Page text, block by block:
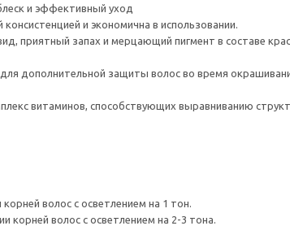
и эффективный уход
и экономична в использовании.
приятный запах и мерцающий пигмент в составе
дополнительной защиты волос во время
витаминов, способствующих выравниванию
волос с осветлением на 1 тон.
корней волос с осветлением на 2-3 тона.